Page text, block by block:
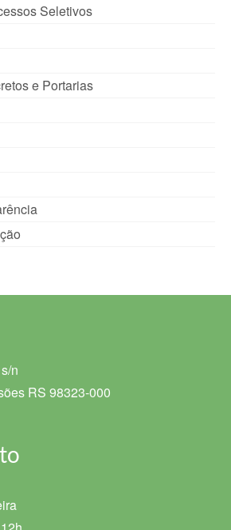
Seletivos
e Portarias
n
RS 98323-000